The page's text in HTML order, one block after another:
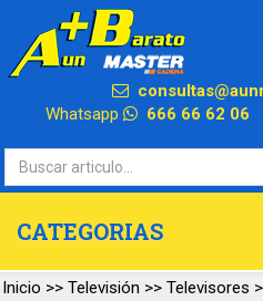
Whatsapp
666 66 62 06
CATEGORIAS
Inicio >> Televisión >> Televisores